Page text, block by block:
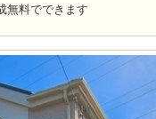
無料でできます